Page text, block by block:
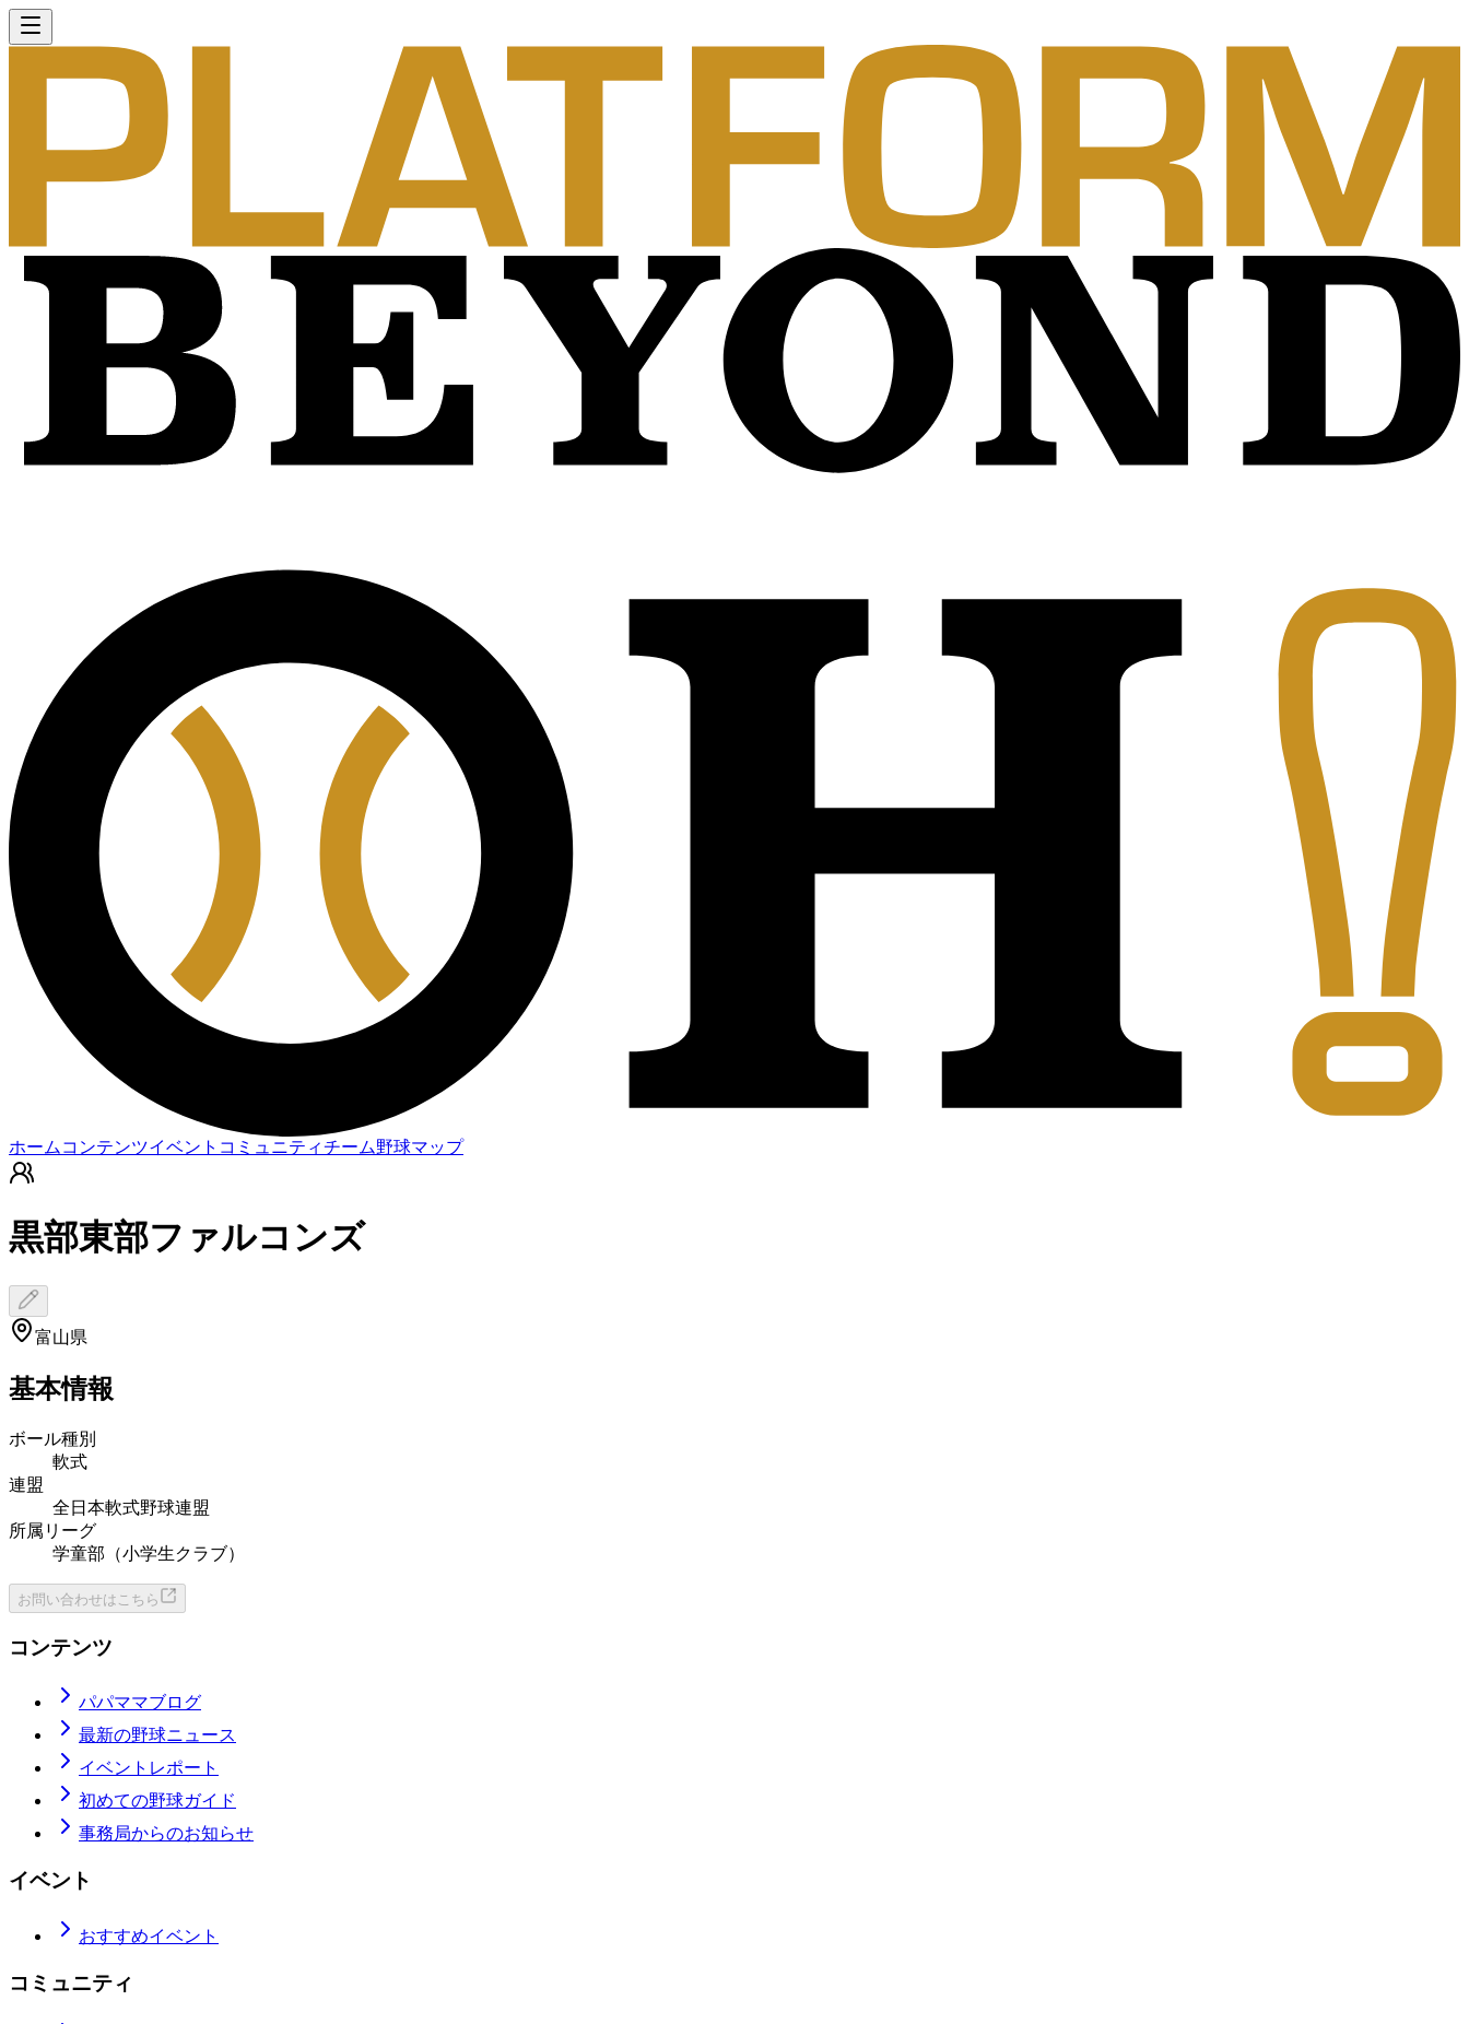
ホーム コンテンツイベント コミュニティチーム野球マップ
黒部東部ファルコンズ
富山県
基本情報
ボール種別
軟式
連盟
全日本軟式野球連盟
所属リーグ
学童部（小学生クラブ）
お問い合わせはこちら
コンテンツ
パパママブログ
最新の野球ニュース
イベントレポート
初めての野球ガイド
事務局からのお知らせ
イベント
おすすめイベント
コミュニティ